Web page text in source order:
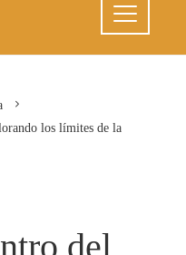
los límites de la
del